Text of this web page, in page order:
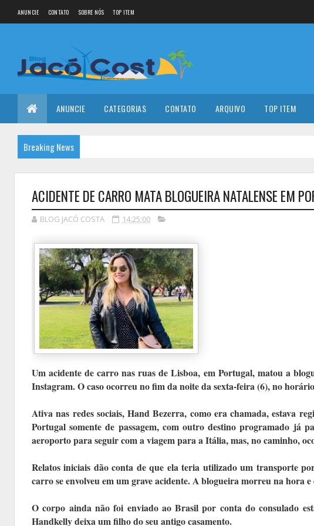
ANUNCIE CONTATO SOBRE NÓS TOP ITEM
ANUNCIE CATEGORIAS CONTATO ARQUIVO TOP ITEM
Breaking News
ACIDENTE DE CARRO MATA BLOGUEIRA NATALENSE EM
BLOG JACÓ COSTA 14:25:00
Um acidente de carro nas ruas de Lisboa, em Portugal, matou a
Instagram. O caso ocorreu no fim da noite da sexta-feira (6), no
Ativa nas redes sociais, Hand Bezerra, como era chamada, estava
Portugal somente de passagem, com outro destino programado já
aeroporto para seguir com a viagem para a Itália, mas, no caminho,
Relatos iniciais dão conta de que ela teria utilizado um transporte
carro se envolveu em um grave acidente. A blogueira morreu na hora
O corpo ainda não foi enviado ao Brasil por conta do consulado
Handkelly deixa um filho do seu antigo casamento.